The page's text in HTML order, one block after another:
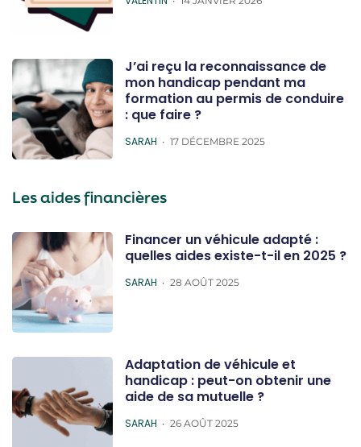
J’ai reçu la reconnaissance de
mon handicap pendant ma
formation au permis de conduire
: que faire ?
POSTED
SARAH 17 DÉCEMBRE 2025
Les aides financières
Financer un véhicule adapté :
quelles aides existe-t-il en 2025 ?
POSTED
SARAH 28 AOÛT 2025
Adaptation de véhicule et
handicap : peut-on obtenir une
aide de sa mutuelle ?
POSTED
SARAH 26 AOÛT 2025